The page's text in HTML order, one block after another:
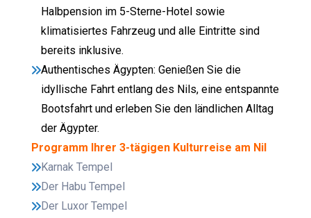
Halbpension im 5-Sterne-Hotel sowie
klimatisiertes Fahrzeug und alle Eintritte sind
bereits inklusive.
Authentisches Ägypten: Genießen Sie die
idyllische Fahrt entlang des Nils, eine entspannte
Bootsfahrt und erleben Sie den ländlichen Alltag
der Ägypter.
Programm Ihrer 3-tägigen Kulturreise am Nil
Karnak Tempel
Der Habu Tempel
Der Luxor Tempel